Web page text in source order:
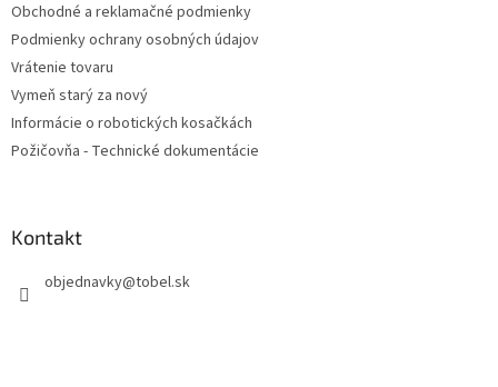
Obchodné a reklamačné podmienky
Podmienky ochrany osobných údajov
Vrátenie tovaru
Vymeň starý za nový
Informácie o robotických kosačkách
Požičovňa - Technické dokumentácie
Kontakt
objednavky@tobel.sk